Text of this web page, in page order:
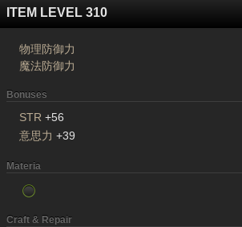
ITEM LEVEL 310
物理防御力
魔法防御力
Bonuses
STR +56
意思力 +39
Materia
Craft & Repair